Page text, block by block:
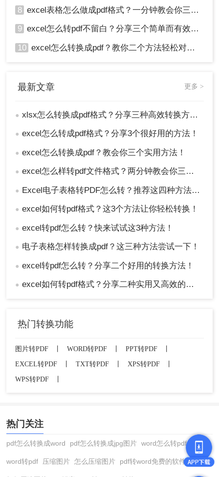
8 excel表格怎么做成pdf格式？一分钟教会你三个方法！
9 excel怎么转pdf不留白？分享三个简单而有效的方法！
10 excel怎么转换成pdf？教你二个方法轻松对应！
最新文章 更多 >
● xlsx怎么转换成pdf格式？分享三种高效转换方法！
● excel怎么转成pdf格式？分享3个很好用的方法！
● excel怎么转换成pdf？教会你三个实用方法！
● excel怎么样转pdf文件格式？两分钟教会你三种方法
● Excel电子表格转PDF怎么转？推荐这四种方法给大家！
● excel如何转pdf格式？这3个方法让你轻松转换！
● excel转pdf怎么转？快来试试这3种方法！
● 电子表格怎样转换成pdf？这三种方法尝试一下！
● excel转pdf怎么转？分享二个好用的转换方法！
● excel如何转pdf格式？分享二种实用又高效的方法!
热门转换功能
图片转PDF WORD转PDF PPT转PDF
EXCEL转PDF
TXT转PDF XPS转PDF
WPS转PDF
热门关注
pdf怎么转换成word pdf怎么转换成jpg图片 word怎么转pdf
word转pdf 压缩图片 怎么压缩图片 pdf转word免费的软件